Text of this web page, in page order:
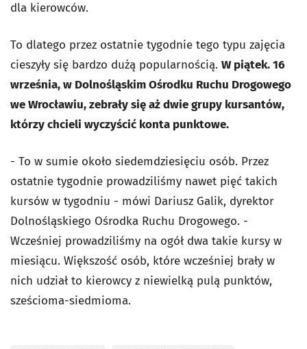
dla kierowców.
To dlatego przez ostatnie tygodnie tego typu zajęcia
cieszyły się bardzo dużą popularnością. W piątek. 16
września, w Dolnośląskim Ośrodku Ruchu Drogowego
we Wrocławiu, zebrały się aż dwie grupy kursantów,
którzy chcieli wyczyścić konta punktowe.
- To w sumie około siedemdziesięciu osób. Przez
ostatnie tygodnie prowadziliśmy nawet pięć takich
kursów w tygodniu - mówi Dariusz Galik, dyrektor
Dolnośląskiego Ośrodka Ruchu Drogowego. -
Wcześniej prowadziliśmy na ogół dwa takie kursy w
miesiącu. Większość osób, które wcześniej brały w
nich udział to kierowcy z niewielką pulą punktów,
sześcioma-siedmioma.